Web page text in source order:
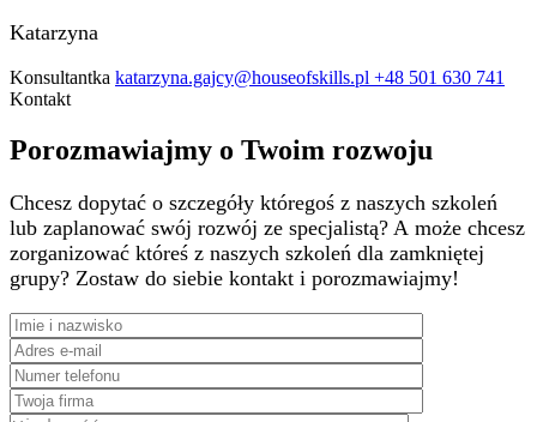
Katarzyna
Konsultantka katarzyna.gajcy@houseofskills.pl +48 501 630 741
Kontakt
Porozmawiajmy o Twoim rozwoju
Chcesz dopytać o szczegóły któregoś z naszych szkoleń
lub zaplanować swój rozwój ze specjalistą? A może chcesz
zorganizować któreś z naszych szkoleń dla zamkniętej
grupy? Zostaw do siebie kontakt i porozmawiajmy!